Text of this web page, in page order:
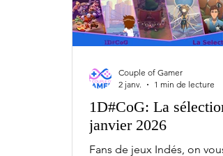
Access 5 février Hermit and Pig
MENACE - Early Access The Run - PC
Tailor Simulator - Early Access 6 février
1D#CoG: La
janvier 2026
Fans de jeux Indés, on
Couple of Gamer
2 janv.
1 min de lecture